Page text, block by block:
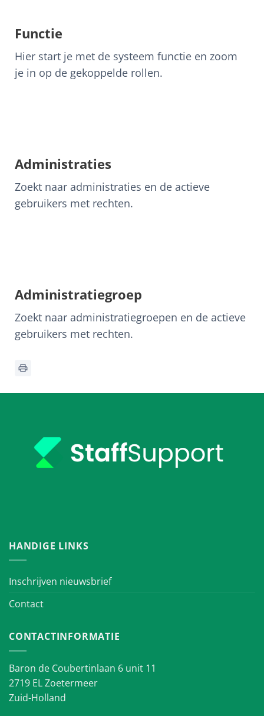
Functie
Hier start je met de systeem functie en zoom
je in op de gekoppelde rollen.
Administraties
Zoekt naar administraties en de actieve
gebruikers met rechten.
Administratiegroep
Zoekt naar administratiegroepen en de actieve
gebruikers met rechten.
HANDIGE LINKS
Inschrijven nieuwsbrief
Contact
CONTACTINFORMATIE
Baron de Coubertinlaan 6 unit 11
2719 EL Zoetermeer
Zuid-Holland